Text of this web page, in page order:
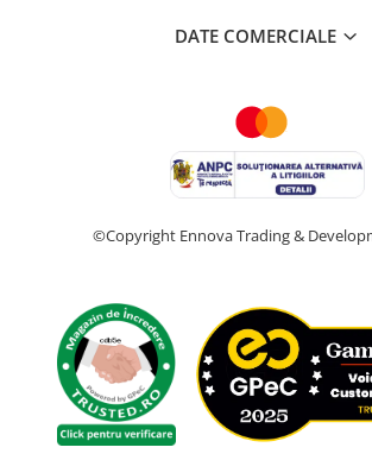
DATE COMERCIALE
©Copyright Ennova Trading &